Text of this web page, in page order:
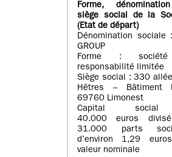
Forme,
siège social de la
(Etatde départ)
Dénomination sociale
GROUP
Forme :
responsabilité limitée
Siège social : 330
Hêtres – Bâtiment
69760 Limonest
Capital
40.000 euros
31.000 parts
d’environ 1,29
valeur nominale